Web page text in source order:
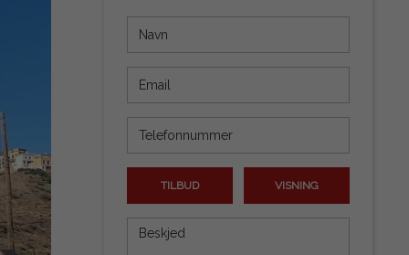
TILBUD VISNING